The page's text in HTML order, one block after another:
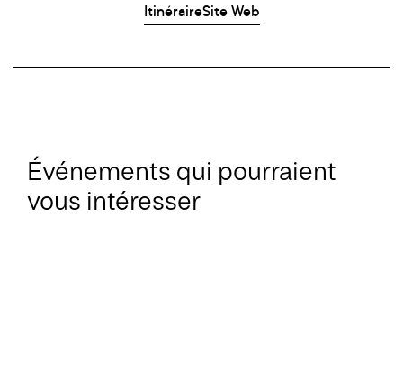
ItinéraireSite Web
Événements qui pourraient
vous intéresser